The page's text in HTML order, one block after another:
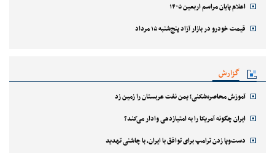
اعلام پایان مراسم اربعین ۱۴۰۵
قیمت خودرو در بازار آزاد پنج‌شنبه ۱۵ مرداد
گزارش
آموزش محاصره‌شکنی؛ یمن نفت عربستان را زمین زد
ایران چگونه آمریکا را به امتیازدهی وادار می‌کند؟
دست‌وپا زدن ترامپ برای توافق با ایران، با چاشنی تهدید